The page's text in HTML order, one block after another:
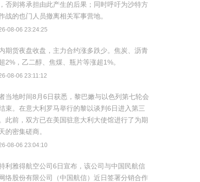
否则将承担由此产生的后果；同时呼吁为沙特方
战的也门人员撤离相关军事营地。
08-06 23:24:25
期货夜盘收盘，主力合约涨多跌少。焦炭、沥青
2%，乙二醇、焦煤、瓶片等涨超1%。
08-06 23:11:12
当地时间8月6日获悉，黎巴嫩与以色列第七轮会
束。在意大利罗马举行的黎以谈判6日进入第三
此前，双方已在美国驻意大利大使馆进行了为期
的密集磋商。
08-06 23:04:10
利雅得航空公司6日宣布，该公司与中国民航信
络股份有限公司（中国航信）近日签署分销合作